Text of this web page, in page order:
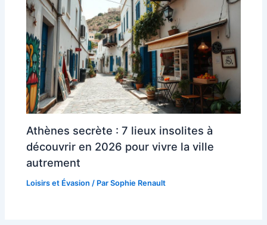
Athènes secrète : 7 lieux insolites à
découvrir en 2026 pour vivre la ville
autrement
Loisirs et Évasion / ParSophie Renault